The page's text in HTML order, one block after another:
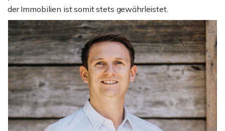
der Immobilien ist somit stets gewährleistet.